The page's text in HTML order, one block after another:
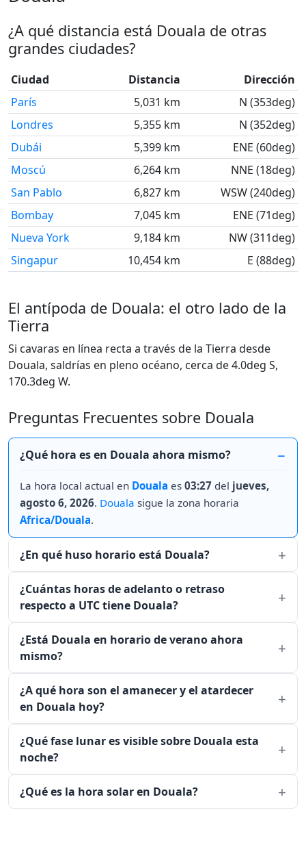
¿A qué distancia está Douala de otras
grandes ciudades?
Ciudad Distancia
Dirección
París
5,031 km
N (353deg)
Londres
5,355 km
N (352deg)
Dubái
5,399 km
ENE (60deg)
Moscú
6,264 km
NNE (18deg)
San Pablo
6,827 km
WSW (240deg)
Bombay
7,045 km
ENE (71deg)
Nueva York
9,184 km
NW (311deg)
Singapur
10,454 km E (88deg)
El antípoda de Douala: el otro lado de la
Tierra
Si cavaras en línea recta a través de la Tierra desde
Douala, saldrías en pleno océano, cerca de 4.0deg S,
170.3deg W.
Preguntas Frecuentes sobre Douala
¿Qué hora es en Douala ahora mismo?
La hora local actual en Douala es 03:27 del jueves,
agosto 6, 2026. Douala sigue la zona horaria
Africa/Douala.
¿En qué huso horario está Douala?
¿Cuántas horas de adelanto o retraso
respecto a UTC tiene Douala?
¿Está Douala en horario de verano ahora
mismo?
¿A qué hora son el amanecer y el atardecer
en Douala hoy?
¿Qué fase lunar es visible sobre Douala esta
noche?
¿Qué es la hora solar en Douala?